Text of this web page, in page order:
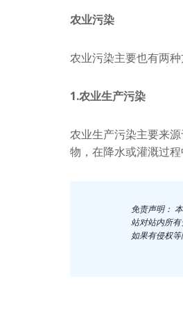
农业污染
农业污染主要也有两
1.农业生产污染
农业生产污染主要来
物，在降水或灌溉过
免责声明：
站对站内所
如果有侵权